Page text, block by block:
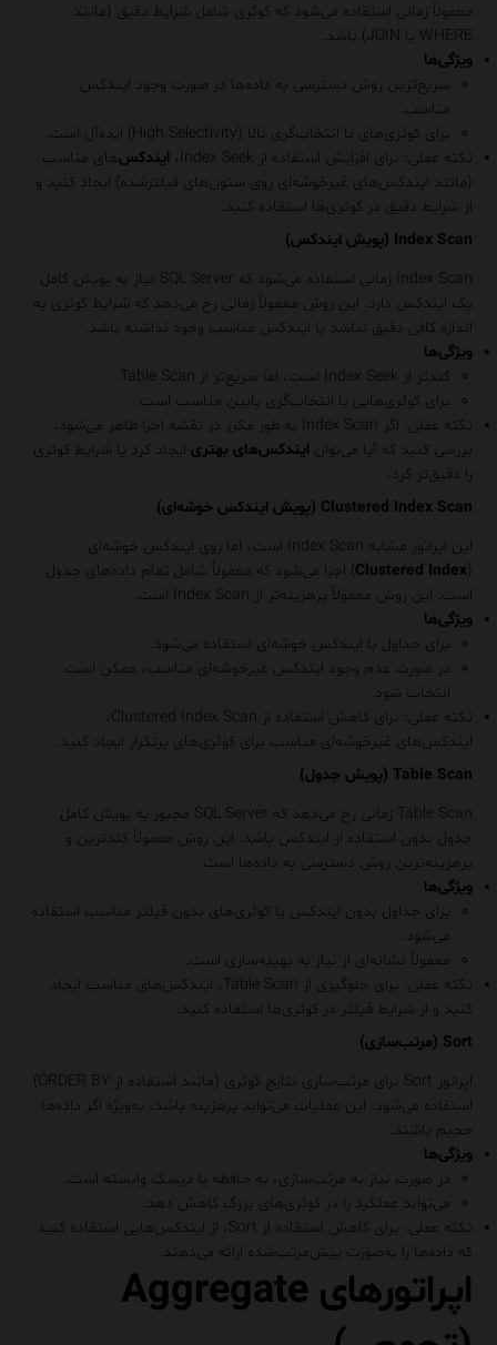
معمولاً زمانی استفاده می‌شود که کوئری شامل شرایط دقیق (مانند
WHERE یا JOIN ) باشد.
ویژگی‌ها
سریع‌ترین روش دسترسی به داده‌ها در صورت وجود ایندکس
مناسب.
برای کوئری‌های با انتخاب‌گری بالا (High Selectivity) ایده‌آل است.
نکته عملی : برای افزایش استفاده از Index Seek، ایندکس‌های مناسب
(مانند ایندکس‌های غیرخوشه‌ای روی ستون‌های فیلترشده) ایجاد کنید و
از شرایط دقیق در کوئری‌ها استفاده کنید.
Index Scan (پویش ایندکس)
Index Scan
زمانی استفاده می‌شود که SQL Server نیاز به پویش کامل
یک ایندکس دارد. این روش معمولاً زمانی رخ می‌دهد که شرایط کوئری به
اندازه کافی دقیق نباشد یا ایندکس مناسب وجود نداشته باشد.
ویژگی‌ها
کندتر از Index Seek است، اما سریع‌تر از Table Scan.
برای کوئری‌هایی با انتخاب‌گری پایین مناسب است.
نکته عملی
: اگر Index Scan به طور مکرر در نقشه اجرا ظاهر می‌شود،
بررسی کنید که آیا می‌توان ایندکس‌های بهتری ایجاد کرد یا شرایط کوئری
را دقیق‌تر کرد.
Clustered Index Scan (پویش ایندکس خوشه‌ای)
این اپراتور مشابه Index Scan است، اما روی ایندکس خوشه‌ای
(
Clustered Index) اجرا می‌شود که معمولاً شامل تمام داده‌های جدول
است. این روش معمولاً پرهزینه‌تر از Index Scan است.
ویژگی‌ها
برای جداول با ایندکس خوشه‌ای استفاده می‌شود.
در صورت عدم وجود ایندکس غیرخوشه‌ای مناسب، ممکن است
انتخاب شود.
نکته عملی
: برای کاهش استفاده از Clustered Index Scan،
ایندکس‌های غیرخوشه‌ای مناسب برای کوئری‌های پرتکرار ایجاد کنید.
Table Scan (پویش جدول)
Table Scan
زمانی رخ می‌دهد که SQL Server مجبور به پویش کامل
جدول بدون استفاده از ایندکس باشد. این روش معمولاً کندترین و
پرهزینه‌ترین روش دسترسی به داده‌ها است.
ویژگی‌ها
برای جداول بدون ایندکس یا کوئری‌های بدون فیلتر مناسب استفاده
می‌شود.
معمولاً نشانه‌ای از نیاز به بهینه‌سازی است.
نکته عملی
: برای جلوگیری از Table Scan، ایندکس‌های مناسب ایجاد
کنید و از شرایط فیلتر در کوئری‌ها استفاده کنید.
Sort (مرتب‌سازی)
اپراتور Sort برای مرتب‌سازی نتایج کوئری (مانند استفاده ازORDER BY
)
استفاده می‌شود. این عملیات می‌تواند پرهزینه باشد، به‌ویژه اگر داده‌ها
حجیم باشند.
ویژگی‌ها
در صورت نیاز به مرتب‌سازی، به حافظه یا دیسک وابسته است.
می‌تواند عملکرد را در کوئری‌های بزرگ کاهش دهد.
نکته عملی
: برای کاهش استفاده از Sort، از ایندکس‌هایی استفاده کنید
که داده‌ها را به‌صورت پیش‌مرتب‌شده ارائه می‌دهند.
اپراتورهای Aggregate